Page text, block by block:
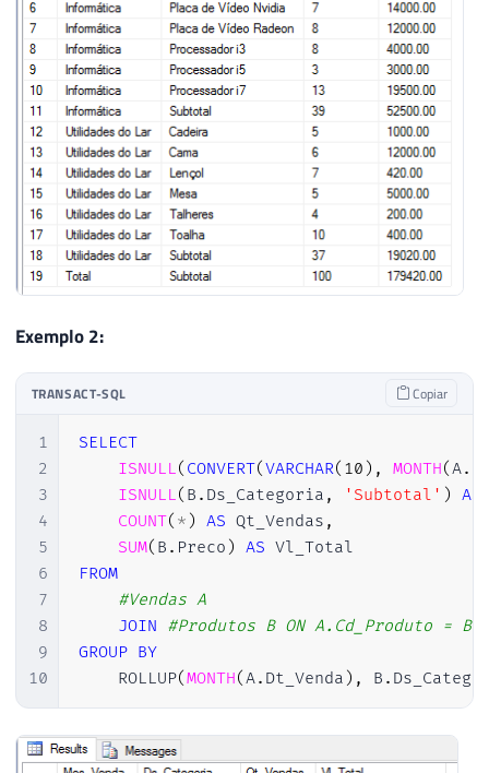
Exemplo 2:
TRANSACT-SQL Copiar
1
2
3
4
5
6
7
8
9
10
SELECT
ISNULL( CONVERT(VARCHAR( 10 ) , MONTH(A.
ISNULL( B . Ds_Categoria , 'Subtotal' ) AS
COUNT( * ) AS Qt_Vendas ,
SUM( B . Preco ) AS
FROM
#Vendas A
JOIN #Produtos B ON A.Cd_Produto =
GROUP BY
    ROLLUP
(MONTH(A. Dt_Venda ) , B .